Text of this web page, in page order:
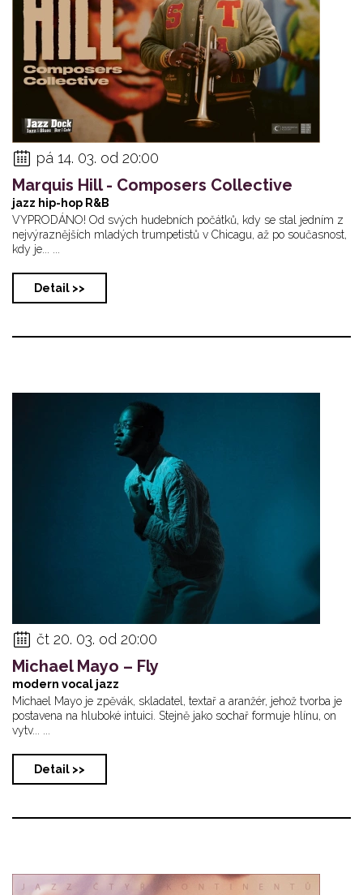
pá 14. 03. od 20:00
Marquis Hill - Composers Collective
jazz hip-hop R&B
VYPRODÁNO! Od svých hudebních počátků, kdy se stal jedním z
nejvýraznějších mladých trumpetistů v Chicagu, až po současnost,
kdy je... ...
Detail >>
čt 20. 03. od 20:00
Michael Mayo – Fly
modern vocal jazz
Michael Mayo je zpěvák, skladatel, textař a aranžér, jehož tvorba je
postavena na hluboké intuici. Stejně jako sochař formuje hlínu, on
vytv... ...
Detail >>